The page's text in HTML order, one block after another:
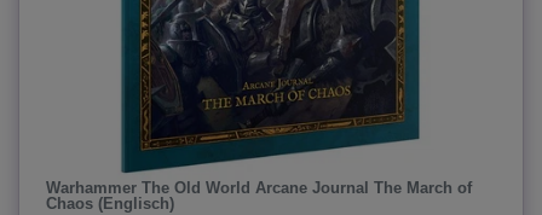
Warhammer The Old World Arcane Journal The March of
Chaos (Englisch)